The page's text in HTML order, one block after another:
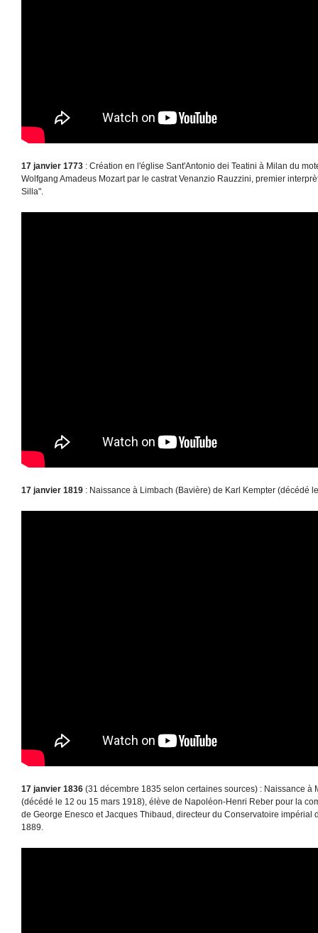
17 janvier 1773 : Création en l'église Sant'Antonio dei Teatini à Milan du
Wolfgang Amadeus Mozart par le castrat Venanzio Rauzzini, premier
Silla".
17 janvier 1819 : Naissance à Limbach (Bavière) de Karl Kempter (décédé
17 janvier 1836 (31 décembre 1835 selon certaines sources) : Naissance à
(décédé le 12 ou 15 mars 1918), élève de Napoléon-Henri Reber pour la
de George Enesco et Jacques Thibaud, directeur du Conservatoire impérial
1889.